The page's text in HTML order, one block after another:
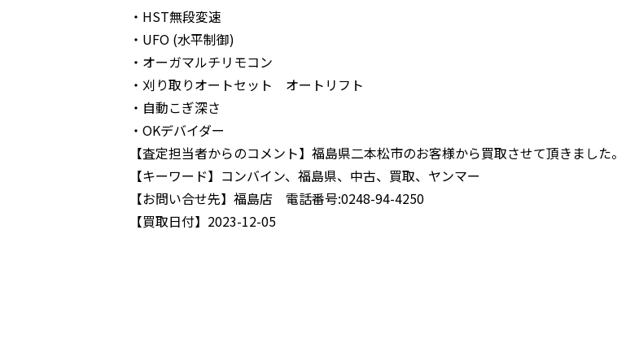
・HST無段変速
・UFO (水平制御)
・オーガマルチリモコン
・刈り取りオートセット オートリフト
・自動こぎ深さ
・OKデバイダー
【査定担当者からのコメント】福島県二本松市のお客様から買取させて頂きました。
【キーワード】 コンバイン、福島県、中古、買取、ヤンマー
【お問い合せ先】福島店 電話番号:0248-94-4250
【買取日付】 2023-12-05